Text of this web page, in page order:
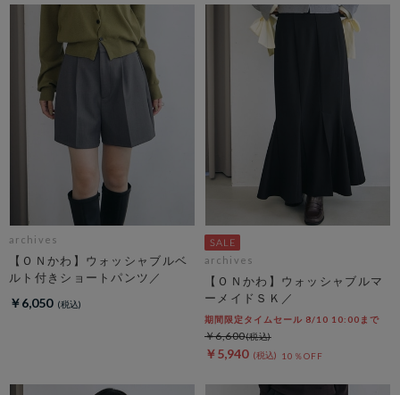
archives
【ＯＮかわ】ウォッシャブルベ
ルト付きショートパンツ／
￥6,050
archives
【ＯＮかわ】ウォッシャブルマ
ーメイドＳＫ／
期間限定タイムセール 8/10 10:00まで
￥6,600
￥5,940 10％OFF